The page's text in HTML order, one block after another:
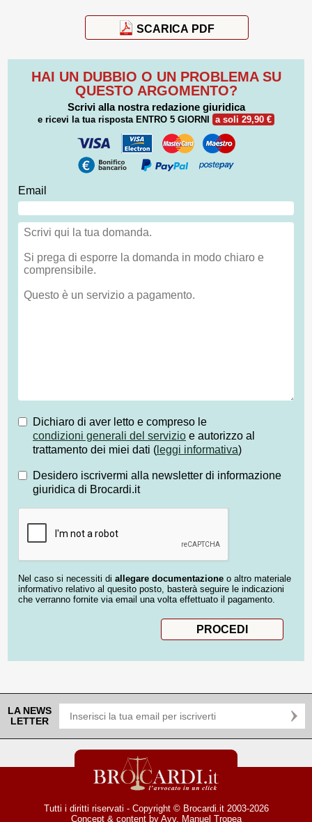
SCARICA PDF
HAI UN DUBBIO O UN PROBLEMA SU
QUESTO ARGOMENTO?
Scrivi alla nostra redazione giuridica
e ricevi la tua risposta ENTRO 5 GIORNI a soli 29,90 €
Email
Dichiaro di aver letto e compreso le
condizioni generali del servizio e autorizzo al
trattamento dei miei dati ( leggi informativa)
Desidero iscrivermi alla newsletter di informazione
giuridica di Brocardi.it
Nel caso si necessiti di allegare documentazione o altro materiale
informativo relativo al quesito posto, basterà seguire le indicazioni
che verranno fornite via email una volta effettuato il pagamento.
LA NEWS
LETTER
Tutti i diritti riservati - Copyright © Brocardi.it 2003-2026
Concept & content by Avv. Manuel Tropea